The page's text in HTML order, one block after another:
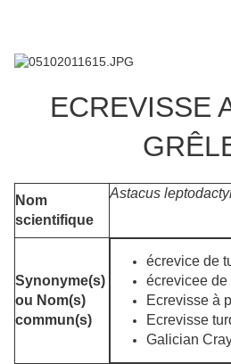
ECREVISSE
Nom
scientifique
Astacus
Synonyme(s)
ou Nom(s)
commun(s)
écrevice de
écrevicee
Ecrevisse à
Ecrevisse
Galician